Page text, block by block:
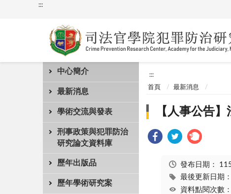
:::
中心簡介
最新消息
學術交流與發表
刑事政策與犯罪防治
研究論文資料庫
歷年出版品
歷年學術研究案
:::
首頁 最新消息
【人事公告
發布日期：
最後更新日期
資料點閱次數